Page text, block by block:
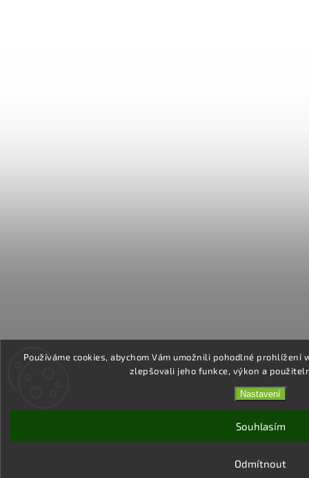
Používáme cookies, abychom Vám umožnili pohodlné
zlepšovali jeho funkce, výkon a
Nastavení
Odmítnout
Souhlasím